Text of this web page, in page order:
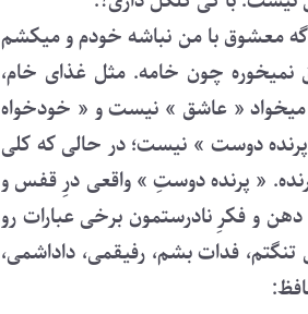
معشوق با من نباشه خودم و میکشم
نمیخوره چون خامه. مثل غذای خام،
« عاشق » نیست و « خودخواه
دوست » نیست؛ در حالی که کلی
« پرنده دوستِ » واقعی درِ قفس و
و فکرِ نادرستمون برخی عبارات رو
فدات بشم، رفیقمی، داداشمی،